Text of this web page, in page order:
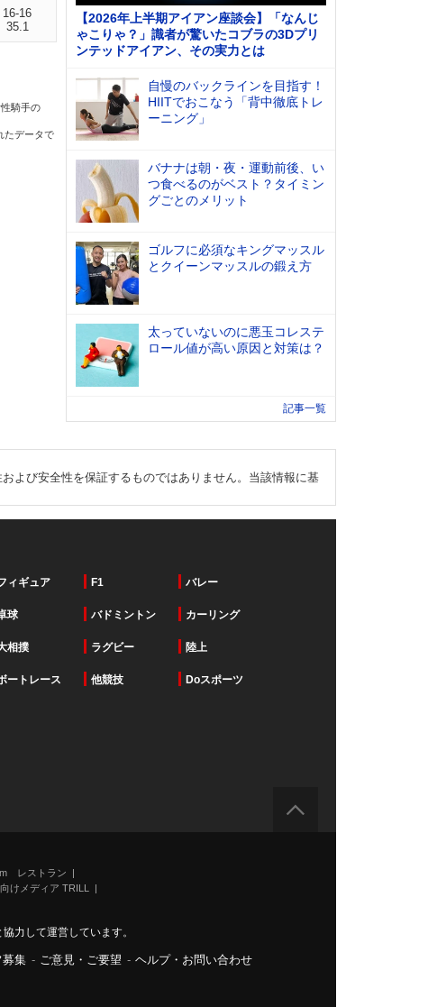
16-16
35.1
騎手の
たデータで
【2026年上半期アイアン座談会】「なんじ
ゃこりゃ？」識者が驚いたコブラの3Dプリ
ンテッドアイアン、その実力とは
自慢のバックラインを目指す！
HIITでおこなう「背中徹底トレ
ーニング」
バナナは朝・夜・運動前後、い
つ食べるのがベスト？タイミン
グごとのメリット
ゴルフに必須なキングマッスル
とクイーンマッスルの鍛え方
太っていないのに悪玉コレステ
ロール値が高い原因と対策は？
記事一覧
よび安全性を保証するものではありません。当該情報に基
ィギュア F1 バレー
球 バドミントン カーリング
相撲 ラグビー 陸上
ートレース 他競技 Doスポーツ
レストラン
けメディア TRILL
力して運営しています。
募集 - ご意見・ご要望 - ヘルプ・お問い合わせ